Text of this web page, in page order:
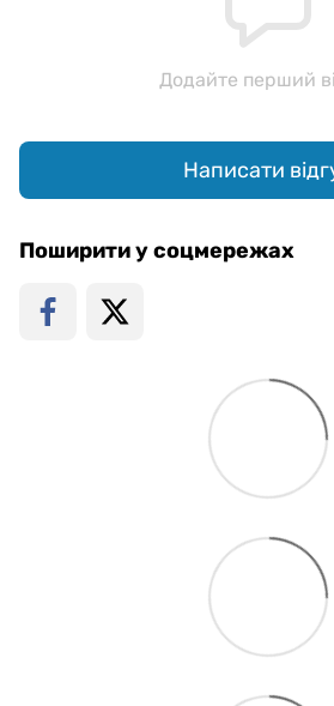
Додайте перший
Написати
Поширити у соцмережах